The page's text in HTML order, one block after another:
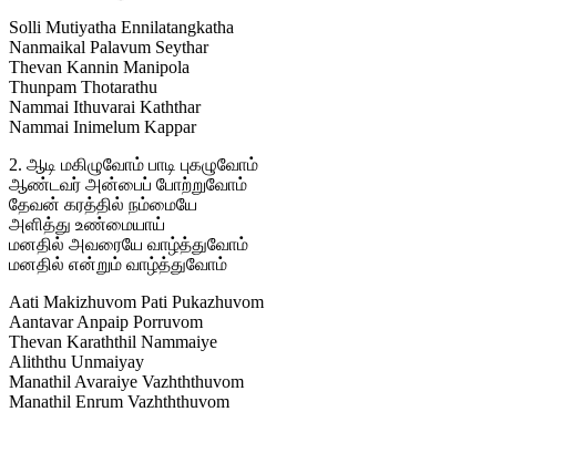
Solli Mutiyatha Ennilatangkatha
Nanmaikal Palavum Seythar
Thevan Kannin Manipola
Thunpam Thotarathu
Nammai Ithuvarai Kaththar
Nammai Inimelum Kappar
2. ஆடி மகிழுவோம் பாடி புகழுவோம்
ஆண்டவர் அன்பைப் போற்றுவோம்
தேவன் கரத்தில் நம்மையே
அளித்து உண்மையாய்
மனதில் அவரையே வாழ்த்துவோம்
மனதில் என்றும் வாழ்த்துவோம்
Aati Makizhuvom Pati Pukazhuvom
Aantavar Anpaip Porruvom
Thevan Karaththil Nammaiye
Aliththu Unmaiyay
Manathil Avaraiye Vazhththuvom
Manathil Enrum Vazhththuvom